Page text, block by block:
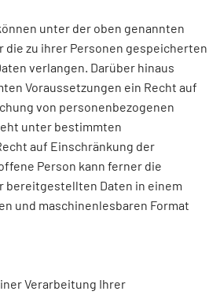
unter der oben genannten
die zu ihrer Personen gespeicherten
verlangen. Darüber hinaus
Voraussetzungen ein Recht auf
von personenbezogenen
unter bestimmten
auf Einschränkung der
Person kann ferner die
bereitgestellten Daten in einem
und maschinenlesbaren Format
Verarbeitung Ihrer